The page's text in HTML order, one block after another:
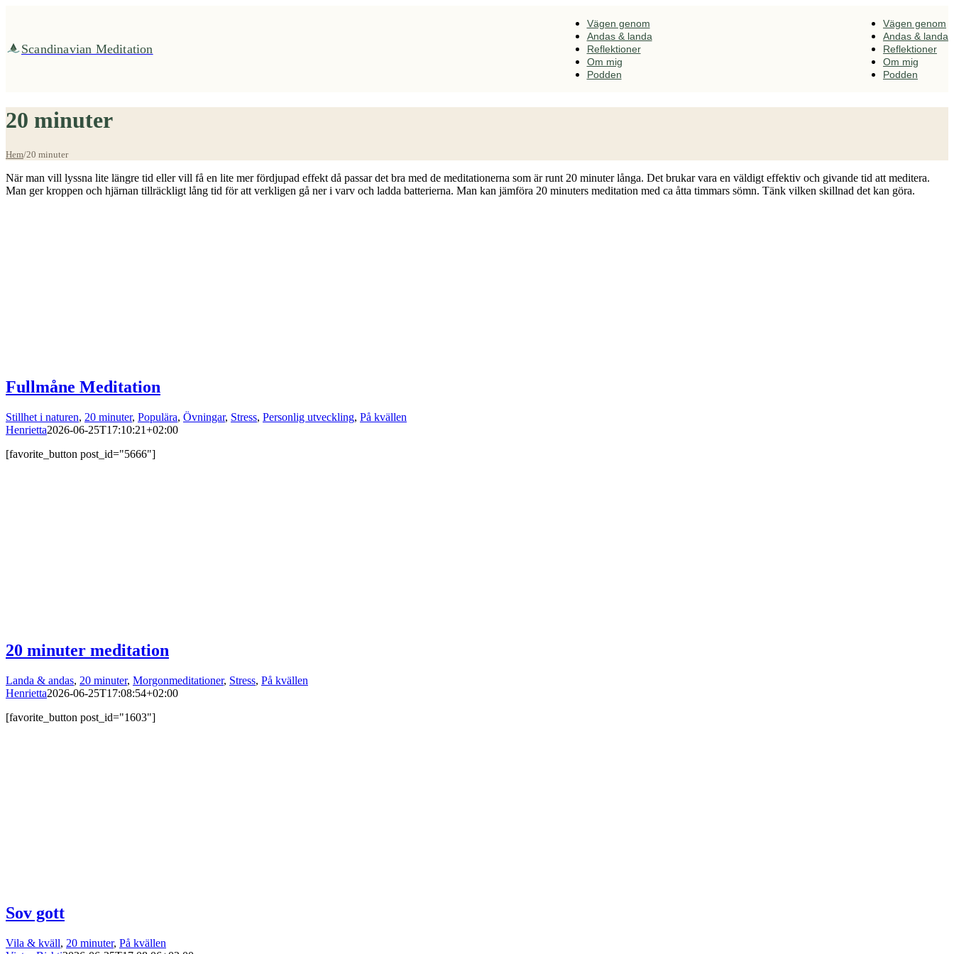
Scandinavian Meditation
Vägen genom
Andas & landa
Reflektioner
Om mig
Podden
Vägen genom
Andas & landa
Reflektioner
Om mig
Podden
20 minuter
Hem/20 minuter
När man vill lyssna lite längre tid eller vill få en lite mer fördjupad effekt då passar det bra med de meditationerna som är runt 20 minuter långa. Det brukar vara en väldigt effektiv och givande tid att meditera.
Man ger kroppen och hjärnan tillräckligt lång tid för att verkligen gå ner i varv och ladda batterierna. Man kan jämföra 20 minuters meditation med ca åtta timmars sömn. Tänk vilken skillnad det kan göra.
Fullmåne Meditation
Stillhet i naturen, 20 minuter, Populära, Övningar, Stress, Personlig utveckling, På kvällen
Henrietta2026-06-25T17:10:21+02:00
[favorite_button post_id="5666"]
20 minuter meditation
Landa & andas, 20 minuter, Morgonmeditationer, Stress, På kvällen
Henrietta2026-06-25T17:08:54+02:00
[favorite_button post_id="1603"]
Sov gott
Vila & kväll, 20 minuter, På kvällen